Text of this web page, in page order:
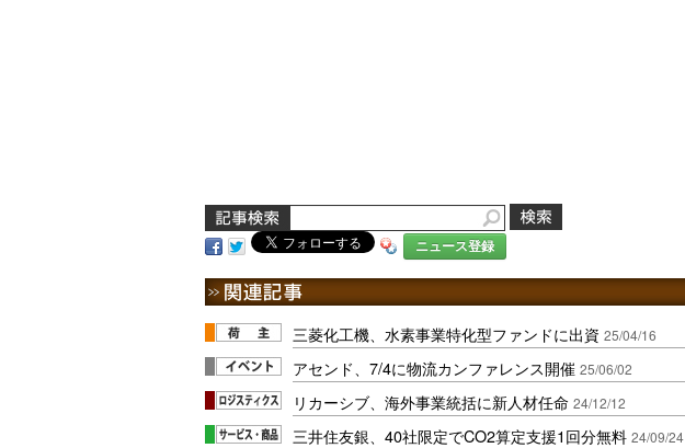
ニュース登録
三菱化工機、水素事業特化型ファンドに出資 25/04/16
アセンド、7/4に物流カンファレンス開催 25/06/02
リカーシブ、海外事業統括に新人材任命 24/12/12
三井住友銀、40社限定でCO2算定支援1回分無料 24/09/24